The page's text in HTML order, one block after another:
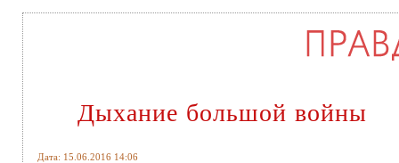
Дыхание большой войны
Дата: 15.06.2016 14:06